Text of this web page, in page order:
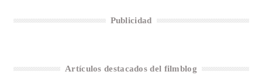
Publicidad
Artículos destacados del filmblog